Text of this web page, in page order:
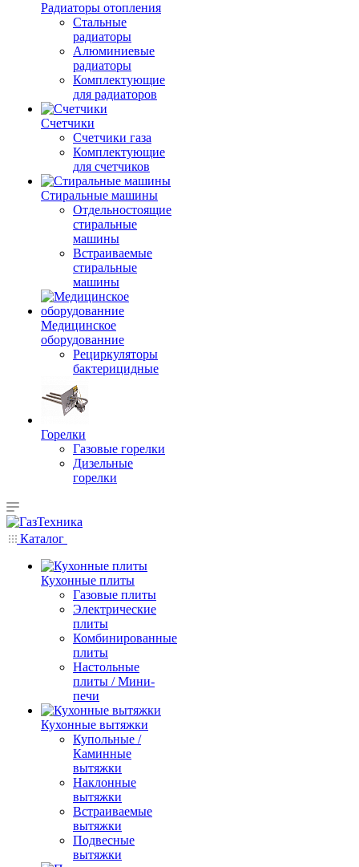
Радиаторы отопления
Стальные
радиаторы
Алюминиевые
радиаторы
Комплектующие
для радиаторов
Счетчики
Счетчики газа
Комплектующие
для счетчиков
Стиральные машины
Отдельностоящие
стиральные
машины
Встраиваемые
стиральные
машины
Медицинское
оборудованние
Рециркуляторы
бактерицидные
Горелки
Газовые горелки
Дизельные
горелки
Каталог
Кухонные плиты
Газовые плиты
Электрические
плиты
Комбинированные
плиты
Настольные
плиты / Мини-
печи
Кухонные вытяжки
Купольные /
Каминные
вытяжки
Наклонные
вытяжки
Встраиваемые
вытяжки
Подвесные
вытяжки